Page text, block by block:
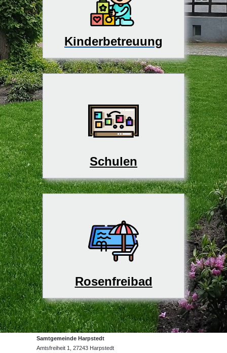
Kinderbetreuung
Schulen
Rosenfreibad
Samtgemeinde Harpstedt
Amtsfreiheit 1, 27243 Harpstedt